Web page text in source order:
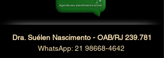
Dra. Suélen Nascimento - OAB/RJ 239.781
WhatsApp: 21 98668-4642